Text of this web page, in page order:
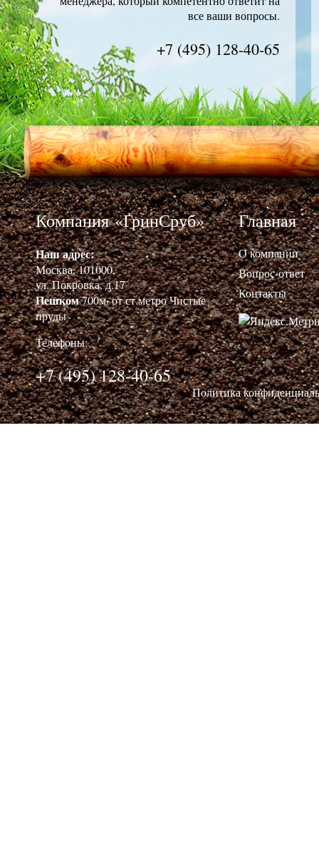
все ваши вопросы.
+7 (495) 128-40-65
Главная
О компании
Вопрос-ответ
Контакты
Политика
Компания «ГринСруб»
Наш адрес:
Москва, 101000,
ул. Покровка, д.17
Пешком700м. от ст.метро Чистые
пруды
Телефоны:
+7 (495) 128-40-65